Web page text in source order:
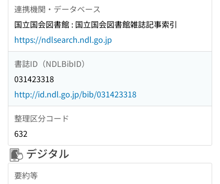
連携機関・データベース
国立国会図書館 : 国立国会図書館雑誌記事索引
https://ndlsearch.ndl.go.jp
書誌ID（NDLBibID）
031423318
http://id.ndl.go.jp/bib/031423318
整理区分コード
632
デジタル
要約等